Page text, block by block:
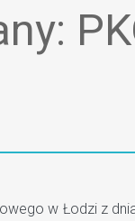
w Łodzi z